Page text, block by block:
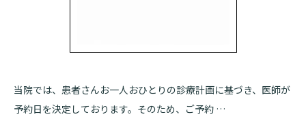
当院では、患者さんお一人おひとりの診療計画に基づき、医師が
予約日を決定しております。そのため、ご予約 …